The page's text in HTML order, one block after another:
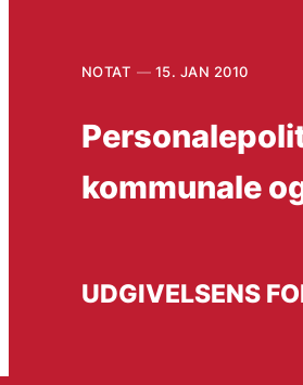
NOTAT 15. JAN 2010
kommunale
UDGIVELSENS